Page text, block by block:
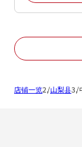
店铺一览 山梨县